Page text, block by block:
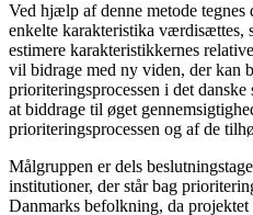
Ved hjælp af denne metode
enkelte karakteristika værdisættes,
estimere karakteristikkernes
vil bidrage med ny viden, der kan
prioriteringsprocessen i det
at biddrage til øget
prioriteringsprocessen og af de
Målgruppen er dels
institutioner, der står bag
Danmarks befolkning, da